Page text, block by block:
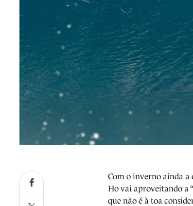
Com o inverno ainda a
Ho vai aproveitando a
que não é à toa